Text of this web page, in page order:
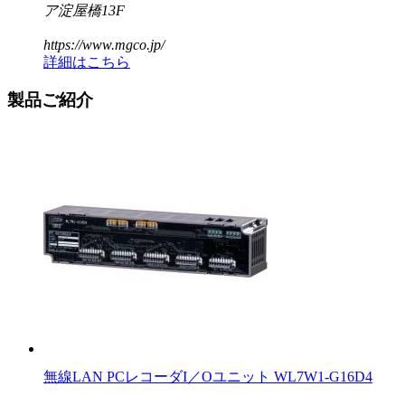
ア淀屋橋13F
https://www.mgco.jp/
詳細はこちら
製品ご紹介
無線LAN PCレコーダI／Oユニット WL7W1-G16D4